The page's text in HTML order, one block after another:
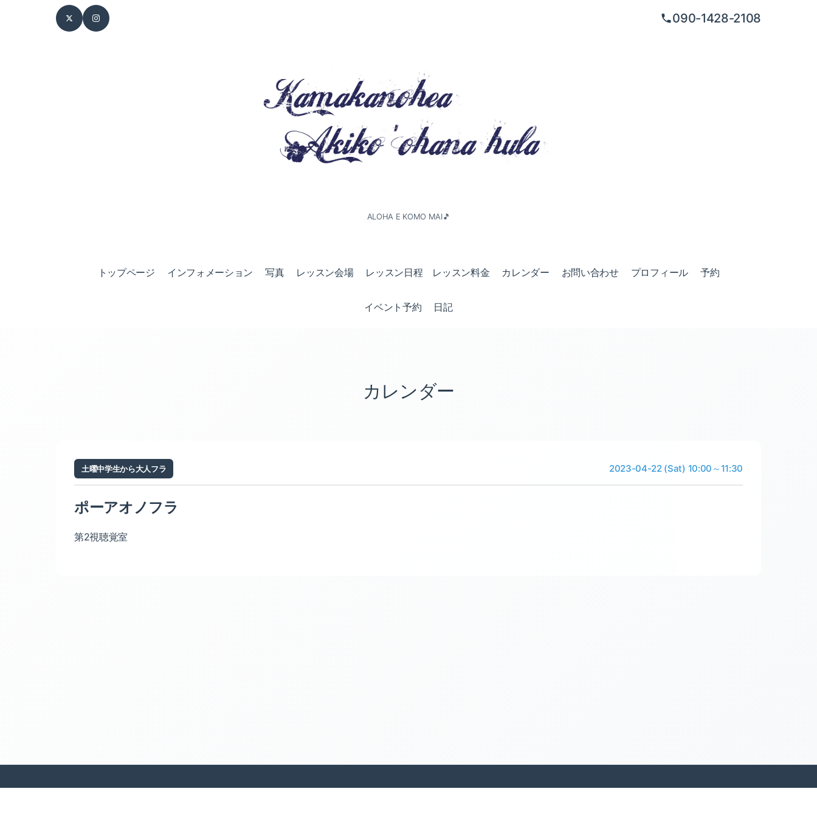
090-1428-2108
ALOHA E KOMO MAI🎵
トップページ インフォメーション 写真 レッスン会場 レッスン日程 レッスン料金 カレンダー お問い合わせ プロフィール 予約
イベント予約 日記
カレンダー
土曜中学生から大人フラ 2023-04-22 (Sat) 10:00～11:30
ポーアオノフラ
第2視聴覚室